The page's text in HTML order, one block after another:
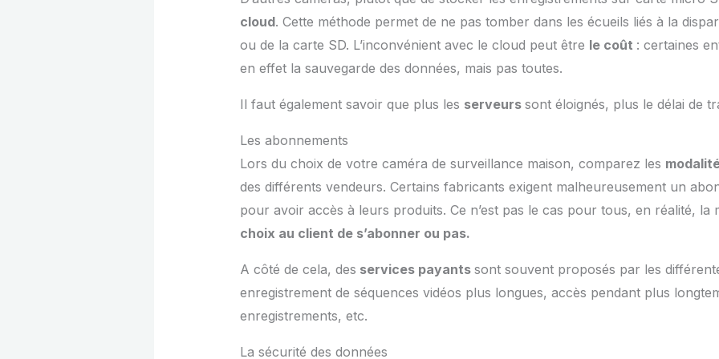
cloud. Cette méthode permet de ne pas tomber dans les écueils liés à la
ou de la carte SD. L’inconvénient avec le cloud peut être le coût : certaines
en effet la sauvegarde des données, mais pas toutes.
Il faut également savoir que plus les serveurs sont éloignés, plus le délai de
Les abonnements
Lors du choix de votre caméra de surveillance maison, comparez les
des différents vendeurs. Certains fabricants exigent malheureusement un
pour avoir accès à leurs produits. Ce n’est pas le cas pour tous, en réalité, la
choix au client de s’abonner ou pas.
A côté de cela, des services payants sont souvent proposés par les
enregistrement de séquences vidéos plus longues, accès pendant plus
enregistrements, etc.
La sécurité des données